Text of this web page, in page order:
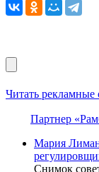
Читать рекламные
Партнер
Мария
Снимок